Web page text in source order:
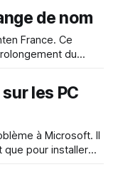
le
de nom
France. Ce
du
opportunités et
les PC
à Microsoft. Il
que pour installer